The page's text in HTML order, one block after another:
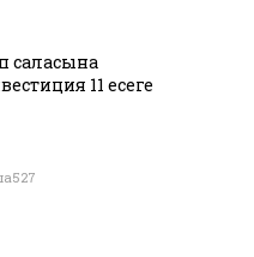
саласына
11 есеге